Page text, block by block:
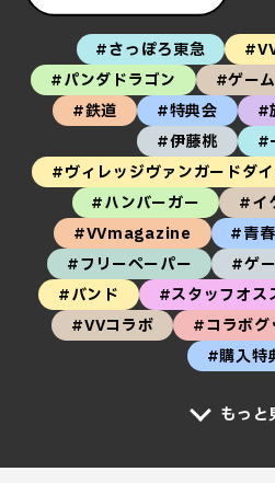
#さっぽろ東急
#パンダドラゴン
#ゲー
#鉄道
#特典会 #
#伊藤桃
#
#ヴィレッジヴァンガードダ
#ハンバーガー
#イ
#VVmagazine
#青
#フリーペーパー
#ゲ
#バンド
#スタッフオス
#VVコラボ
#コラボグ
#購入特
もっと